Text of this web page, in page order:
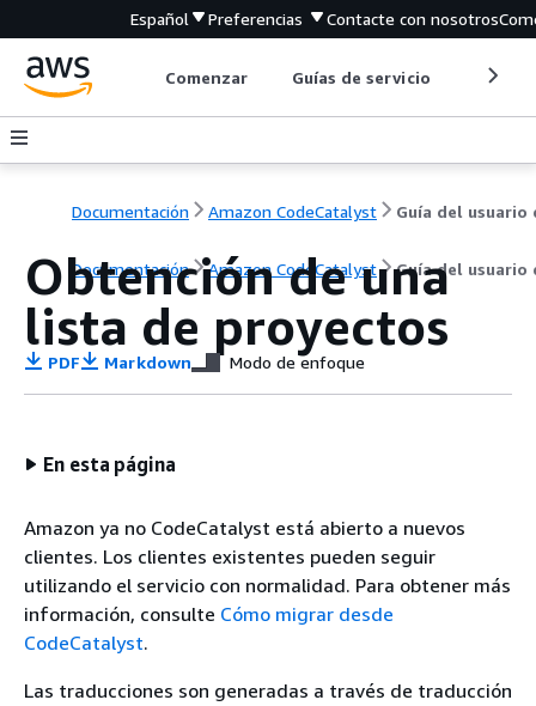
Español Preferencias Contacte con nosotros
Comenzar Guías de servicio
Documentación Amazon CodeCatalyst Guía del usuario
Documentación Amazon CodeCatalyst Guía del usuario
Obtención de una
lista de proyectos
PDF Markdown Modo de enfoque
En esta página
Amazon ya no CodeCatalyst está abierto a nuevos
clientes. Los clientes existentes pueden seguir
utilizando el servicio con normalidad. Para obtener más
información, consulte Cómo migrar desde
CodeCatalyst.
Las traducciones son generadas a través de traducción